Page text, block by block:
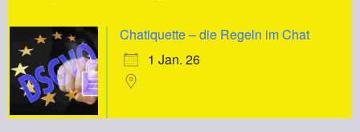
Chatiquette – die Regeln im Chat
1 Jan. 26